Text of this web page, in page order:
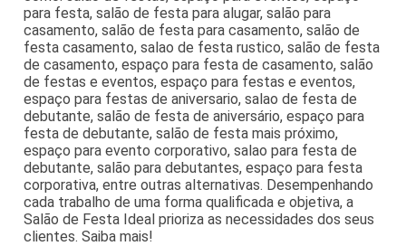
para festa, salão de festa para alugar, salão para
casamento, salão de festa para casamento, salão de
festa casamento, salao de festa rustico, salão de festa
de casamento, espaço para festa de casamento, salão
de festas e eventos, espaço para festas e eventos,
espaço para festas de aniversario, salao de festa de
debutante, salão de festa de aniversário, espaço para
festa de debutante, salão de festa mais próximo,
espaço para evento corporativo, salao para festa de
debutante, salão para debutantes, espaço para festa
corporativa, entre outras alternativas. Desempenhando
cada trabalho de uma forma qualificada e objetiva, a
Salão de Festa Ideal prioriza as necessidades dos seus
clientes. Saiba mais!